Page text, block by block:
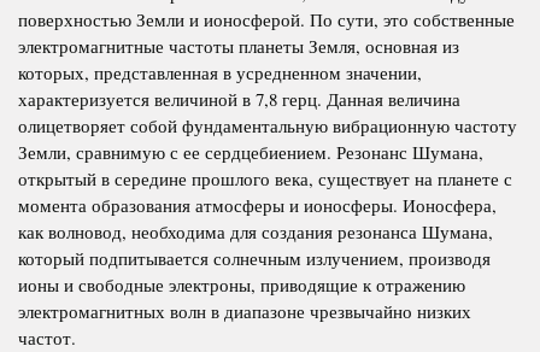
поверхностью Земли и ионосферой. По сути, это собственные
электромагнитные частоты планеты Земля, основная из
которых, представленная в усредненном значении,
характеризуется величиной в 7,8 герц. Данная величина
олицетворяет собой фундаментальную вибрационную частоту
Земли, сравнимую с ее сердцебиением. Резонанс Шумана,
открытый в середине прошлого века, существует на планете с
момента образования атмосферы и ионосферы. Ионосфера,
как волновод, необходима для создания резонанса Шумана,
который подпитывается солнечным излучением, производя
ионы и свободные электроны, приводящие к отражению
электромагнитных волн в диапазоне чрезвычайно низких
частот.